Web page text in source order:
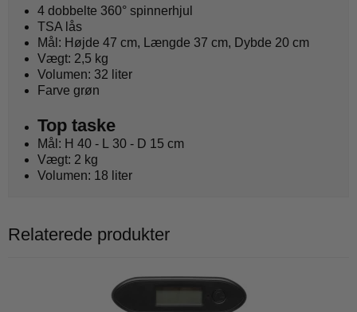
4 dobbelte 360° spinnerhjul
TSA lås
Mål: Højde 47 cm, Længde 37 cm, Dybde 20 cm
Vægt: 2,5 kg
Volumen: 32 liter
Farve grøn
Top taske
Mål: H 40 - L 30 - D 15 cm
Vægt: 2 kg
Volumen: 18 liter
Relaterede produkter